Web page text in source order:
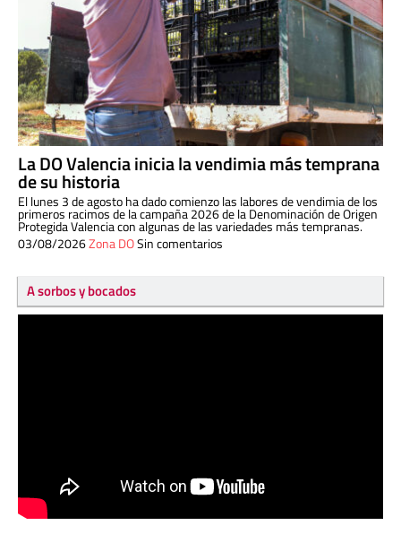
La DO Valencia inicia la vendimia más temprana
de su historia
El lunes 3 de agosto ha dado comienzo las labores de vendimia de los
primeros racimos de la campaña 2026 de la Denominación de Origen
Protegida Valencia con algunas de las variedades más tempranas.
03/08/2026Zona DOSin comentarios
A sorbos y bocados